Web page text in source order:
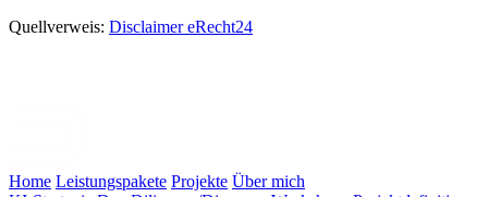
Quellverweis: Disclaimer eRecht24
Home Leistungspakete Projekte Über mich